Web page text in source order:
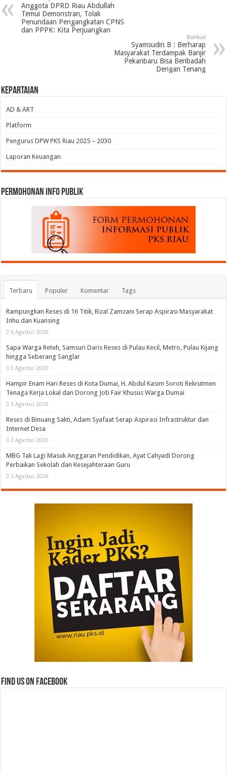
Anggota DPRD Riau Abdullah
Temui Demonstran, Tolak
Penundaan Pengangkatan CPNS
dan PPPK: Kita Perjuangkan
Berikut
Syamsudin B : Berharap
Masyarakat Terdampak Banjir
Pekanbaru Bisa Beribadah
Dengan Tenang
Kepartaian
AD & ART
Platform
Pengurus DPW PKS Riau 2025 – 2030
Laporan Keuangan
permohonan Info Publik
Terbaru Populer Komentar Tags
Rampungkan Reses di 16 Titik, Rizal Zamzani Serap Aspirasi Masyarakat
Inhu dan Kuansing
6 Agustus 2026
Sapa Warga Reteh, Samsuri Daris Reses di Pulau Kecil, Metro, Pulau Kijang
hingga Seberang Sanglar
5 Agustus 2026
Hampir Enam Hari Reses di Kota Dumai, H. Abdul Kasim Soroti Rekrutmen
Tenaga Kerja Lokal dan Dorong Job Fair Khusus Warga Dumai
3 Agustus 2026
Reses di Binuang Sakti, Adam Syafaat Serap Aspirasi Infrastruktur dan
Internet Desa
3 Agustus 2026
MBG Tak Lagi Masuk Anggaran Pendidikan, Ayat Cahyadi Dorong
Perbaikan Sekolah dan Kesejahteraan Guru
3 Agustus 2026
Find us on Facebook